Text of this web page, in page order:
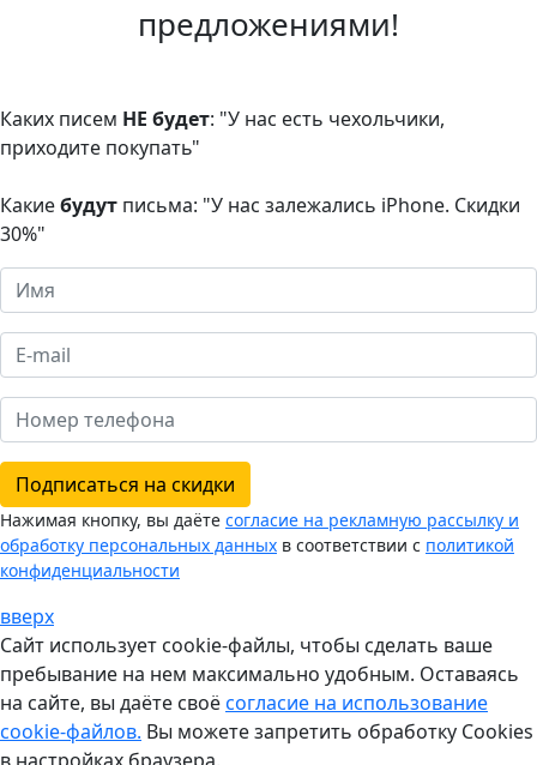
предложениями!
Каких писем НЕ будет: "У нас есть чехольчики,
приходите покупать"
Какиебудут письма: "У нас залежались iPhone. Скидки
30%"
Подписаться на скидки
Нажимая кнопку, вы даёте согласие на рекламную рассылку и
обработку персональных данных в соответствии с политикой
конфиденциальности
вверх
Сайт использует cookie-файлы, чтобы сделать ваше
пребывание на нем максимально удобным. Оставаясь
на сайте, вы даёте своёсогласие на использование
cookie-файлов. Вы можете запретить обработку Cookies